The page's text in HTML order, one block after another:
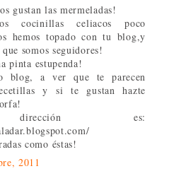
gustan las mermeladas!
cocinillas celiacos poco
hemos topado con tu blog,y
somos seguidores!
pinta estupenda!
blog, a ver que te parecen
y si te gustan hazte
dirección es:
como éstas!
2011